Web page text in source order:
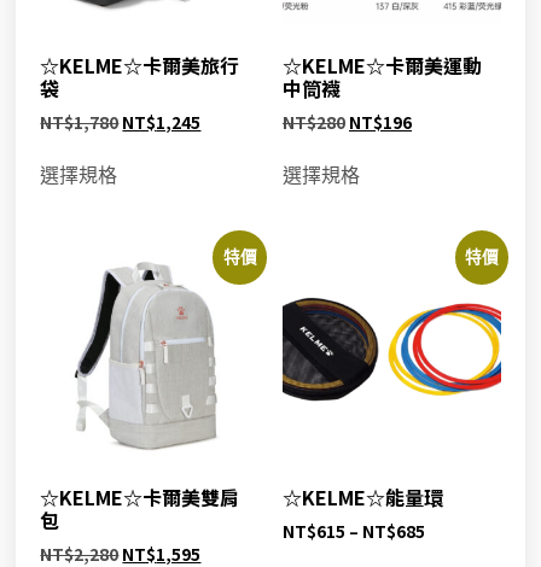
☆KELME☆卡爾美旅行
袋
NT$1,780NT$1,245
選擇規格
☆KELME☆卡爾美運動
中筒襪
NT$280 NT$196
選擇規格
特價
☆KELME☆卡爾美雙肩
包
NT$2,280NT$1,595
特價
☆KELME☆能量環
NT$615 – NT$685